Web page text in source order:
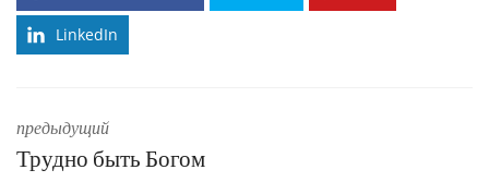
LinkedIn
предыдущий
Трудно быть Богом